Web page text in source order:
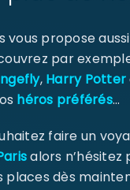
?
vous propose
par
,Harry Potter
héros préférés…
faire un
alors n’hésitez
places dès